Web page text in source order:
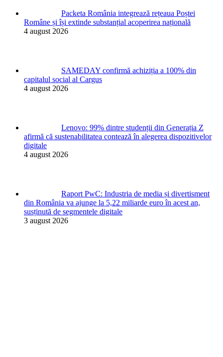
Packeta România integrează rețeaua Poștei
Române și își extinde substanțial acoperirea națională
4 august 2026
SAMEDAY confirmă achiziția a 100% din
capitalul social al Cargus
4 august 2026
Lenovo: 99% dintre studenții din Generația Z
afirmă că sustenabilitatea contează în alegerea dispozitivelor
digitale
4 august 2026
Raport PwC: Industria de media și divertisment
din România va ajunge la 5,22 miliarde euro în acest an,
susținută de segmentele digitale
3 august 2026